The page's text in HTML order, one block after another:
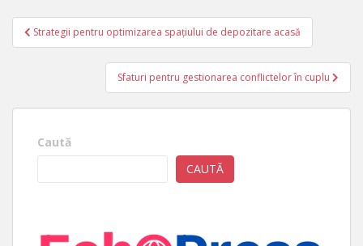
Navigare
în
Strategii pentru optimizarea spațiului de depozitare acasă
Sfaturi pentru gestionarea conflictelor în cuplu
Caută
CAUTĂ